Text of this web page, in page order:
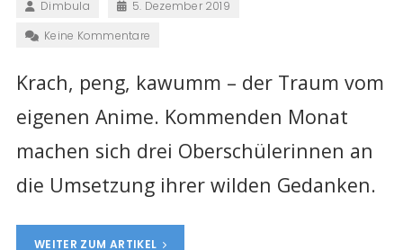
Dimbula
5. Dezember 2019
Keine Kommentare
Krach, peng, kawumm – der Traum vom
eigenen Anime. Kommenden Monat
machen sich drei Oberschülerinnen an
die Umsetzung ihrer wilden Gedanken.
WEITER ZUM ARTIKEL